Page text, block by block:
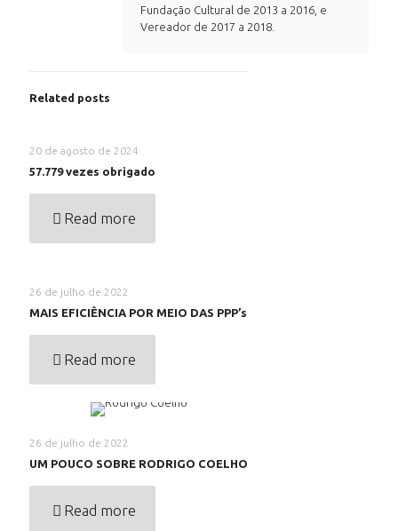
Fundação Cultural de 2013 a 2016, e
Vereador de 2017 a 2018.
Related posts
20 de agosto de 2024
57.779 vezes obrigado
Read more
26 de julho de 2022
MAIS EFICIÊNCIA POR MEIO DAS PPP’s
Read more
26 de julho de 2022
UM POUCO SOBRE RODRIGO COELHO
Read more